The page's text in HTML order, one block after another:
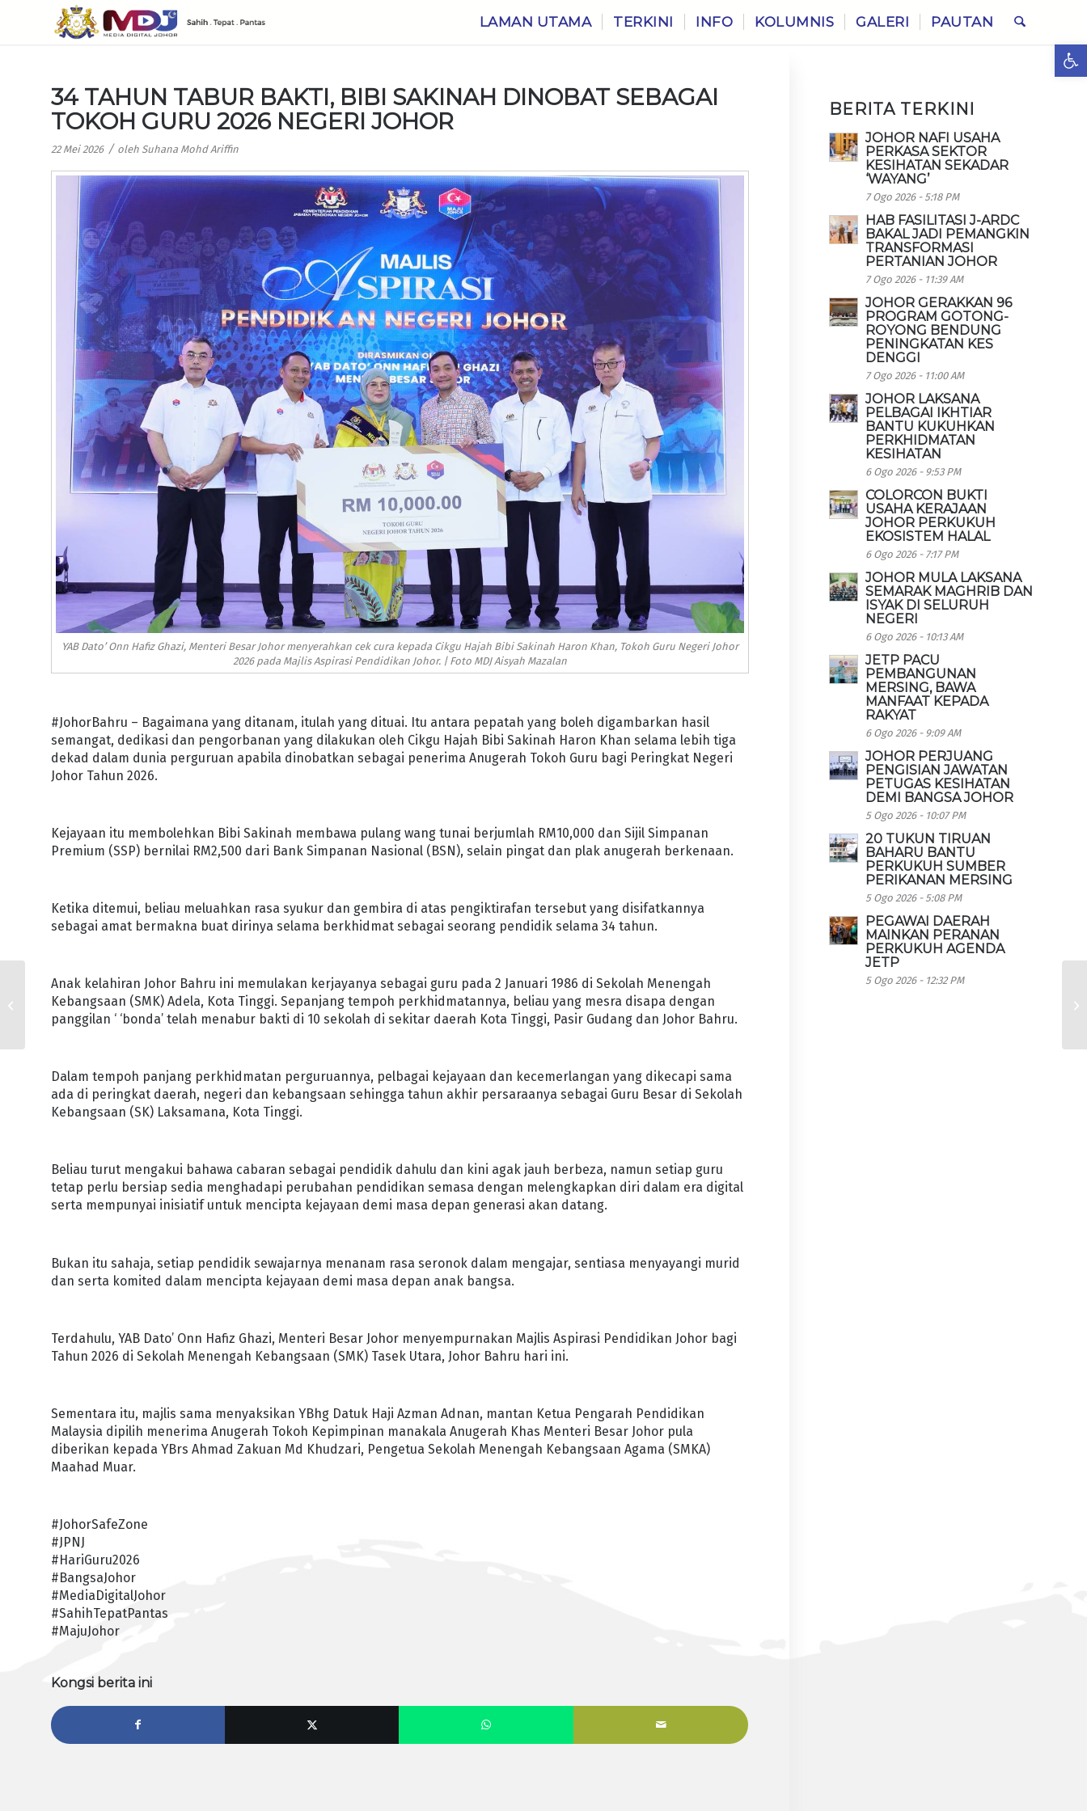
LAMAN UTAMA TERKINI INFO KOLUMNIS GALERI PAUTAN
34 TAHUN TABUR BAKTI, BIBI SAKINAH DINOBAT SEBAGAI
TOKOH GURU 2026 NEGERI JOHOR
22 Mei 2026 / oleh Suhana Mohd Ariffin
YAB Dato’ Onn Hafiz Ghazi, Menteri Besar Johor menyerahkan cek cura kepada Cikgu Hajah Bibi Sakinah Haron Khan, Tokoh Guru Negeri Johor
2026 pada Majlis Aspirasi Pendidikan Johor. | Foto MDJ Aisyah Mazalan
#JohorBahru – Bagaimana yang ditanam, itulah yang dituai. Itu antara pepatah yang boleh digambarkan hasil
semangat, dedikasi dan pengorbanan yang dilakukan oleh Cikgu Hajah Bibi Sakinah Haron Khan selama lebih tiga
dekad dalam dunia perguruan apabila dinobatkan sebagai penerima Anugerah Tokoh Guru bagi Peringkat Negeri
Johor Tahun 2026.
Kejayaan itu membolehkan Bibi Sakinah membawa pulang wang tunai berjumlah RM10,000 dan Sijil Simpanan
Premium (SSP) bernilai RM2,500 dari Bank Simpanan Nasional (BSN), selain pingat dan plak anugerah berkenaan.
Ketika ditemui, beliau meluahkan rasa syukur dan gembira di atas pengiktirafan tersebut yang disifatkannya
sebagai amat bermakna buat dirinya selama berkhidmat sebagai seorang pendidik selama 34 tahun.
Anak kelahiran Johor Bahru ini memulakan kerjayanya sebagai guru pada 2 Januari 1986 di Sekolah Menengah
Kebangsaan (SMK) Adela, Kota Tinggi. Sepanjang tempoh perkhidmatannya, beliau yang mesra disapa dengan
panggilan ‘ ‘bonda’ telah menabur bakti di 10 sekolah di sekitar daerah Kota Tinggi, Pasir Gudang dan Johor Bahru.
Dalam tempoh panjang perkhidmatan perguruannya, pelbagai kejayaan dan kecemerlangan yang dikecapi sama
ada di peringkat daerah, negeri dan kebangsaan sehingga tahun akhir persaraanya sebagai Guru Besar di Sekolah
Kebangsaan (SK) Laksamana, Kota Tinggi.
Beliau turut mengakui bahawa cabaran sebagai pendidik dahulu dan kini agak jauh berbeza, namun setiap guru
tetap perlu bersiap sedia menghadapi perubahan pendidikan semasa dengan melengkapkan diri dalam era digital
serta mempunyai inisiatif untuk mencipta kejayaan demi masa depan generasi akan datang.
Bukan itu sahaja, setiap pendidik sewajarnya menanam rasa seronok dalam mengajar, sentiasa menyayangi murid
dan serta komited dalam mencipta kejayaan demi masa depan anak bangsa.
Terdahulu, YAB Dato’ Onn Hafiz Ghazi, Menteri Besar Johor menyempurnakan Majlis Aspirasi Pendidikan Johor bagi
Tahun 2026 di Sekolah Menengah Kebangsaan (SMK) Tasek Utara, Johor Bahru hari ini.
Sementara itu, majlis sama menyaksikan YBhg Datuk Haji Azman Adnan, mantan Ketua Pengarah Pendidikan
Malaysia dipilih menerima Anugerah Tokoh Kepimpinan manakala Anugerah Khas Menteri Besar Johor pula
diberikan kepada YBrs Ahmad Zakuan Md Khudzari, Pengetua Sekolah Menengah Kebangsaan Agama (SMKA)
Maahad Muar.
#JohorSafeZone
#JPNJ
#HariGuru2026
#BangsaJohor
#MediaDigitalJohor
#SahihTepatPantas
#MajuJohor
Kongsi berita ini
BERITA TERKINI
JOHOR NAFI USAHA
PERKASA SEKTOR
KESIHATAN SEKADAR
‘WAYANG’
7 Ogo 2026 - 5:18 PM
HAB FASILITASI J-ARDC
BAKAL JADI PEMANGKIN
TRANSFORMASI
PERTANIAN JOHOR
7 Ogo 2026 - 11:39 AM
JOHOR GERAKKAN 96
PROGRAM GOTONG-
ROYONG BENDUNG
PENINGKATAN KES
DENGGI
7 Ogo 2026 - 11:00 AM
JOHOR LAKSANA
PELBAGAI IKHTIAR
BANTU KUKUHKAN
PERKHIDMATAN
KESIHATAN
6 Ogo 2026 - 9:53 PM
COLORCON BUKTI
USAHA KERAJAAN
JOHOR PERKUKUH
EKOSISTEM HALAL
6 Ogo 2026 - 7:17 PM
JOHOR MULA LAKSANA
SEMARAK MAGHRIB DAN
ISYAK DI SELURUH
NEGERI
6 Ogo 2026 - 10:13 AM
JETP PACU
PEMBANGUNAN
MERSING, BAWA
MANFAAT KEPADA
RAKYAT
6 Ogo 2026 - 9:09 AM
JOHOR PERJUANG
PENGISIAN JAWATAN
PETUGAS KESIHATAN
DEMI BANGSA JOHOR
5 Ogo 2026 - 10:07 PM
20 TUKUN TIRUAN
BAHARU BANTU
PERKUKUH SUMBER
PERIKANAN MERSING
5 Ogo 2026 - 5:08 PM
PEGAWAI DAERAH
MAINKAN PERANAN
PERKUKUH AGENDA
JETP
5 Ogo 2026 - 12:32 PM
TWRJ SUMBANG
RM618,400 NAIK TARAF
MAKMAL BAHASA KUIJSI